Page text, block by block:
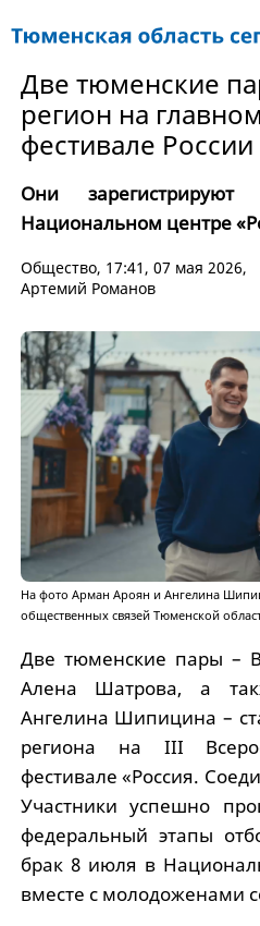
Две тюменские
регион на
фестивале России
Они
Национальном центре
Общество, 17:41, 07 мая 2026,
Артемий Романов
На фото Арман Ароян и Ангелина
общественных связей Тюменской
Две тюменские пары –
Алена Шатрова, а
Ангелина Шипицина –
региона на III
фестивале «Россия.
Участники успешно
федеральный этапы
брак 8 июля в
вместе с молодоженами